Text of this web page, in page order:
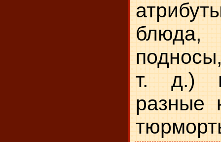
т. д.) и
разные